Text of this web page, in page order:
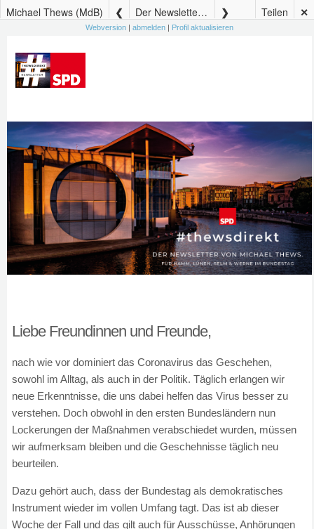
Michael Thews (MdB) Der Newsletter von Michael Thews – #thewsdirekt 47 ✕
Teilen